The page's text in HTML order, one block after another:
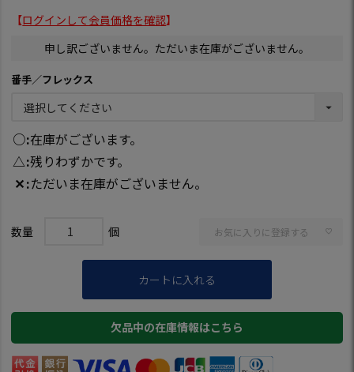
【ログインして会員価格を確認】
申し訳ございません。ただいま在庫がございません。
番手／フレックス
○ 在庫がございます。
△ 残りわずかです。
✕ ただいま在庫がございません。
お気に入りに登録する
カートに入れる
欠品中の在庫情報はこちら